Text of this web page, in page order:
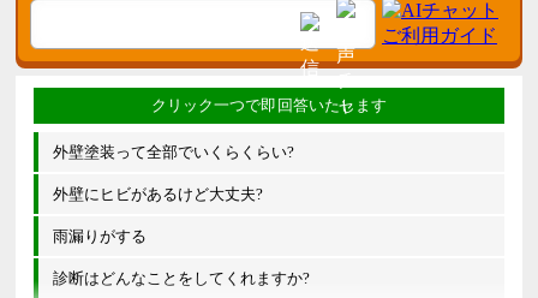
外壁塗装って全部でいくらくらい?
外壁にヒビがあるけど大丈夫?
雨漏りがする
診断はどんなことをしてくれますか?